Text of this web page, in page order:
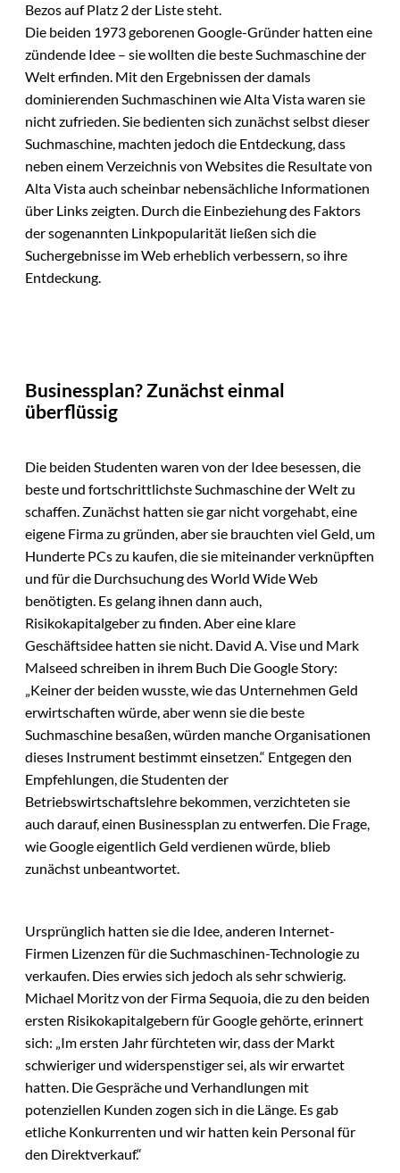
Bezos auf Platz 2 der Liste steht.
Die beiden 1973 geborenen Google-Gründer hatten eine
zündende Idee – sie wollten die beste Suchmaschine der
Welt erfinden. Mit den Ergebnissen der damals
dominierenden Suchmaschinen wie Alta Vista waren sie
nicht zufrieden. Sie bedienten sich zunächst selbst dieser
Suchmaschine, machten jedoch die Entdeckung, dass
neben einem Verzeichnis von Websites die Resultate von
Alta Vista auch scheinbar nebensächliche Informationen
über Links zeigten. Durch die Einbeziehung des Faktors
der sogenannten Linkpopularität ließen sich die
Suchergebnisse im Web erheblich verbessern, so ihre
Entdeckung.
Businessplan? Zunächst einmal
überflüssig
Die beiden Studenten waren von der Idee besessen, die
beste und fortschrittlichste Suchmaschine der Welt zu
schaffen. Zunächst hatten sie gar nicht vorgehabt, eine
eigene Firma zu gründen, aber sie brauchten viel Geld, um
Hunderte PCs zu kaufen, die sie miteinander verknüpften
und für die Durchsuchung des World Wide Web
benötigten. Es gelang ihnen dann auch,
Risikokapitalgeber zu finden. Aber eine klare
Geschäftsidee hatten sie nicht. David A. Vise und Mark
Malseed schreiben in ihrem Buch Die Google Story:
„Keiner der beiden wusste, wie das Unternehmen Geld
erwirtschaften würde, aber wenn sie die beste
Suchmaschine besaßen, würden manche Organisationen
dieses Instrument bestimmt einsetzen.“ Entgegen den
Empfehlungen, die Studenten der
Betriebswirtschaftslehre bekommen, verzichteten sie
auch darauf, einen Businessplan zu entwerfen. Die Frage,
wie Google eigentlich Geld verdienen würde, blieb
zunächst unbeantwortet.
Ursprünglich hatten sie die Idee, anderen Internet-
Firmen Lizenzen für die Suchmaschinen-Technologie zu
verkaufen. Dies erwies sich jedoch als sehr schwierig.
Michael Moritz von der Firma Sequoia, die zu den beiden
ersten Risikokapitalgebern für Google gehörte, erinnert
sich: „Im ersten Jahr fürchteten wir, dass der Markt
schwieriger und widerspenstiger sei, als wir erwartet
hatten. Die Gespräche und Verhandlungen mit
potenziellen Kunden zogen sich in die Länge. Es gab
etliche Konkurrenten und wir hatten kein Personal für
den Direktverkauf.“